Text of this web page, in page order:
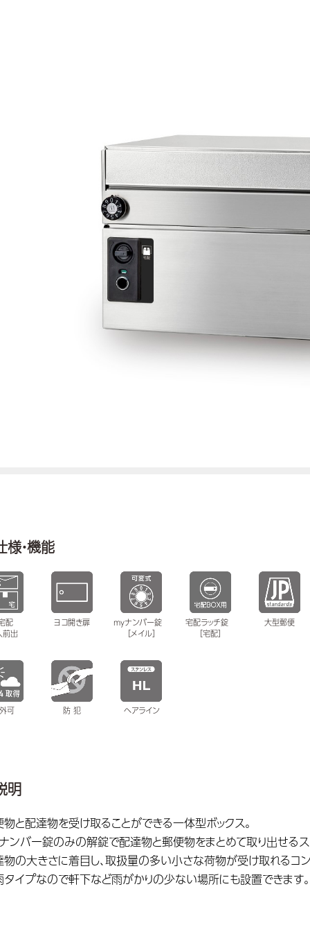
様・機能
宅配
前出
ヨコ開き扉
myナンバー錠
［メイル］
宅配ラッチ錠
［宅配］
大型郵便
可 防 犯 ヘアライン
明
と配達物を受け取ることができる一体型ボックス。
ンバー錠のみの解錠で配達物と郵便物をまとめて取り出せるス
の大きさに着目し、取扱量の多い小さな荷物が受け取れるコ
イプなので軒下など雨がかりの少ない場所にも設置できます。